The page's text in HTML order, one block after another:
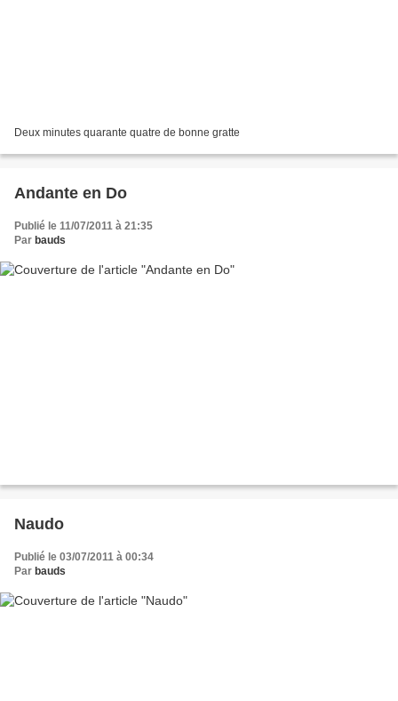
Deux minutes quarante quatre de bonne gratte
Andante en Do
Publié le 11/07/2011 à 21:35
Par bauds
Naudo
Publié le 03/07/2011 à 00:34
Par bauds